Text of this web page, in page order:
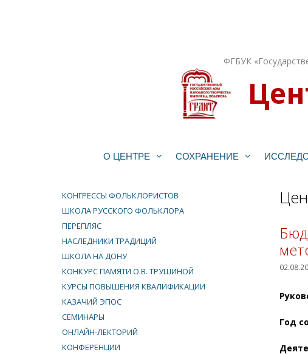
ФГБУК
О ЦЕНТРЕ СОХРАНЕНИЕ
Год
КОНГРЕССЫ ФОЛЬКЛОРИСТОВ
ШКОЛА РУССКОГО ФОЛЬКЛОРА
ПЕРЕПЛЯС
НАСЛЕДНИКИ ТРАДИЦИЙ
ШКОЛА НА ДОНУ
КОНКУРС ПАМЯТИ О.В. ТРУШИНОЙ
КУРСЫ ПОВЫШЕНИЯ КВАЛИФИКАЦИИ
КАЗАЧИЙ ЭПОС
СЕМИНАРЫ
ОНЛАЙН-ЛЕКТОРИЙ
КОНФЕРЕНЦИИ